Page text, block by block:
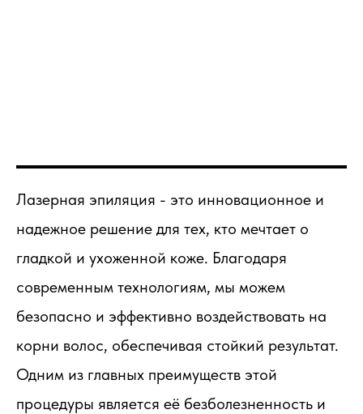
Лазерная эпиляция - это инновационное и
надежное решение для тех, кто мечтает о
гладкой и ухоженной коже. Благодаря
современным технологиям, мы можем
безопасно и эффективно воздействовать на
корни волос, обеспечивая стойкий результат.
Одним из главных преимуществ этой
процедуры является её безболезненность и